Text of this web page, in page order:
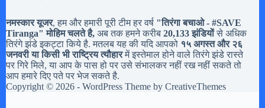
नमस्कार यूजर, हम और हमारी पूरी टीम हर वर्ष "तिरंगा बचाओ - #SAVE
Tiranga" मोहिम चलते है, अब तक हमने करीब 20,133 झंडियोंसे अधिक
तिरंगे झंडे इकट्टा किये है. मतलब यह की यदि आपको १५ अगस्त और २६
जनवरी या किसी भी राष्ट्रिय त्यौहारमें इस्तेमाल होने वाले तिरंगे झंडे रास्ते
पर गिरे मिले, या आप के पास हो पर उसे संभालकर नहीं रख नहीं सकते तो
आप हमारे दिए पते पर भेज सकते है.
Copyright © 2026 - WordPress Theme by CreativeThemes